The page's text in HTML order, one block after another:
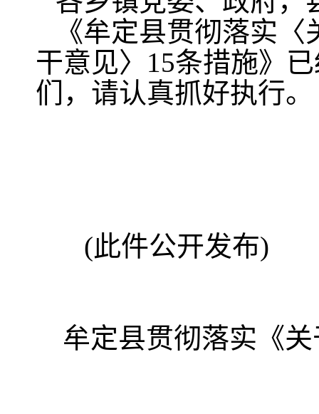
《牟定县贯彻落实
干意见〉15条措施》
们，请认真抓好执行。
(此件公开发布)
牟定县贯彻落实《